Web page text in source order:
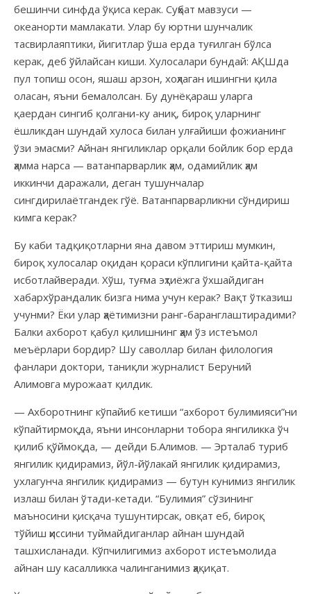
бешинчи синфда ўқиса керак. Суҳбат мавзуси —
океанорти мамлакати. Улар бу юртни шунчалик
тасвирлаяптики, йигитлар ўша ерда туғилган бўлса
керак, деб ўйлайсан киши. Хулосалари бундай: АҚШда
пул топиш осон, яшаш арзон, хоҳлаган ишингни қила
оласан, яъни бемалолсан. Бу дунёқараш уларга
қаердан сингиб қолгани-ку аниқ, бироқ уларнинг
ёшликдан шундай хулоса билан улғайиши фожианинг
ўзи эмасми? Айнан янгиликлар орқали бойлик бор ерда
ҳамма нарса — ватанпарварлик ҳам, одамийлик ҳам
иккинчи даражали, деган тушунчалар
сингдирилаётгандек гўё. Ватанпарварликни сўндириш
кимга керак?
Бу каби тадқиқотларни яна давом эттириш мумкин,
бироқ хулосалар оқидан қораси кўплигини қайта-қайта
исботлайверади. Хўш, туғма эҳтиёжга ўхшайдиган
хабархўрандалик бизга нима учун керак? Вақт ўтказиш
учунми? Ёки улар ҳаётимизни ранг-баранглаштирадими?
Балки ахборот қабул қилишнинг ҳам ўз истеъмол
меъёрлари бордир? Шу саволлар билан филология
фанлари доктори, таниқли журналист Беруний
Алимовга мурожаат қилдик.
— Ахборотнинг кўпайиб кетиши “ахборот булимияси”ни
кўпайтирмоқда, яъни инсонларни тобора янгиликка ўч
қилиб қўймоқда, — дейди Б.Алимов. — Эрталаб туриб
янгилик қидирамиз, йўл-йўлакай янгилик қидирамиз,
ухлагунча янгилик қидирамиз — бутун кунимиз янгилик
излаш билан ўтади-кетади. “Булимия” сўзининг
маъносини қисқача тушунтирсак, овқат еб, бироқ
тўйиш ҳиссини туймайдиганлар айнан шундай
ташхисланади. Кўпчилигимиз ахборот истеъмолида
айнан шу касалликка чалинганимиз ҳақиқат.